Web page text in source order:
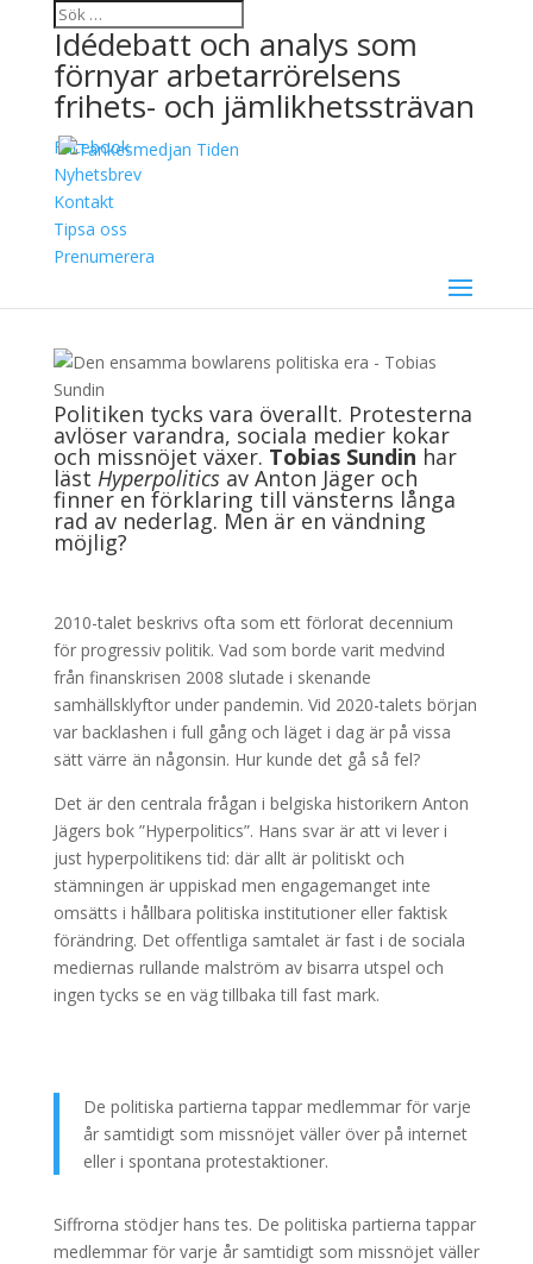
Idédebatt och analys som
förnyar arbetarrörelsens
frihets- och jämlikhetssträvan
Facebook
Nyhetsbrev
Kontakt
Tipsa oss
Prenumerera
Den ensamma
bowlarens politiska era
27 juni, 2026
Politiken tycks vara överallt. Protesterna
avlöser varandra, sociala medier kokar
och missnöjet växer. Tobias Sundin har
läst Hyperpoliticsav Anton Jäger och
finner en förklaring till vänsterns långa
rad av nederlag. Men är en vändning
möjlig?
2010-talet beskrivs ofta som ett förlorat decennium
för progressiv politik. Vad som borde varit medvind
från finanskrisen 2008 slutade i skenande
samhällsklyftor under pandemin. Vid 2020-talets början
var backlashen i full gång och läget i dag är på vissa
sätt värre än någonsin. Hur kunde det gå så fel?
Det är den centrala frågan i belgiska historikern Anton
Jägers bok ”Hyperpolitics”. Hans svar är att vi lever i
just hyperpolitikens tid: där allt är politiskt och
stämningen är uppiskad men engagemanget inte
omsätts i hållbara politiska institutioner eller faktisk
förändring. Det offentliga samtalet är fast i de sociala
mediernas rullande malström av bisarra utspel och
ingen tycks se en väg tillbaka till fast mark.
De politiska partierna tappar medlemmar för varje
år samtidigt som missnöjet väller över på internet
eller i spontana protestaktioner.
Siffrorna stödjer hans tes. De politiska partierna tappar
medlemmar för varje år samtidigt som missnöjet väller